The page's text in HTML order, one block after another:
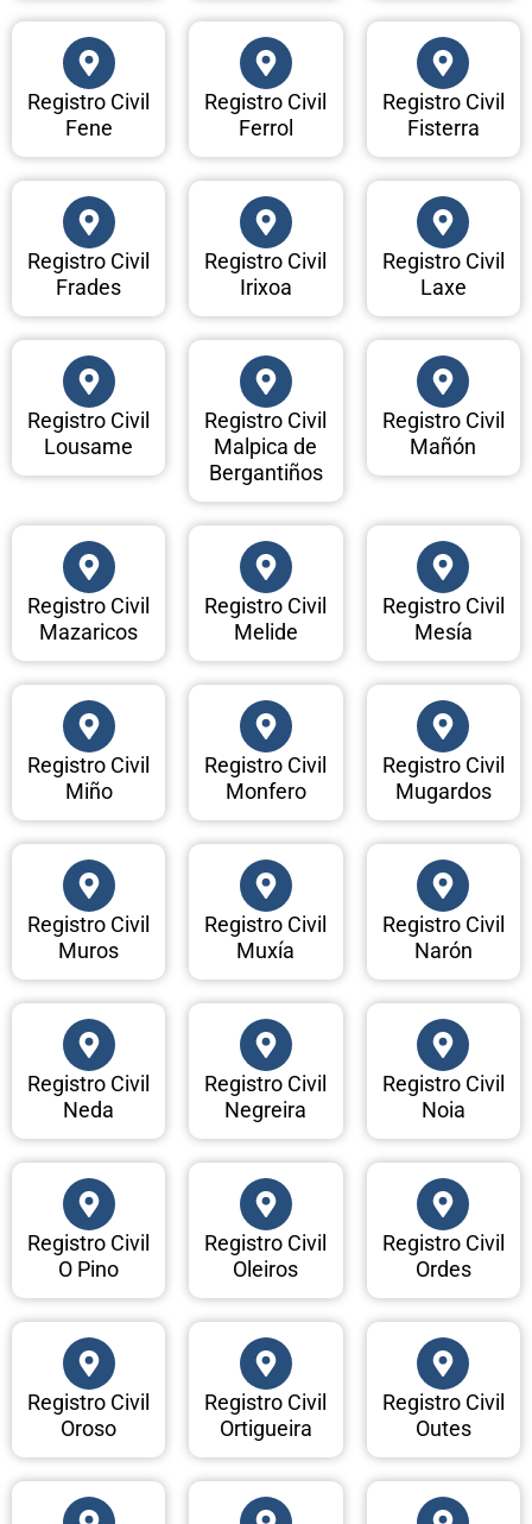
Registro Civil
Fene
Registro Civil
Ferrol
Registro Civil
Fisterra
Registro Civil
Frades
Registro Civil
Irixoa
Registro Civil
Laxe
Registro Civil
Lousame
Registro Civil
Malpica de
Bergantiños
Registro Civil
Mañón
Registro Civil
Mazaricos
Registro Civil
Melide
Registro Civil
Mesía
Registro Civil
Miño
Registro Civil
Monfero
Registro Civil
Mugardos
Registro Civil
Muros
Registro Civil
Muxía
Registro Civil
Narón
Registro Civil
Neda
Registro Civil
Negreira
Registro Civil
Noia
Registro Civil
O Pino
Registro Civil
Oleiros
Registro Civil
Ordes
Registro Civil
Oroso
Registro Civil
Ortigueira
Registro Civil
Outes